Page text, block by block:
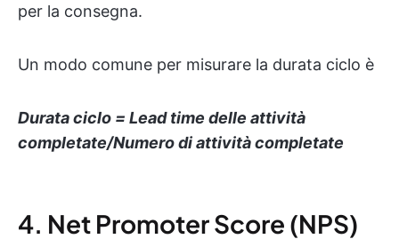
per la consegna.
Un modo comune per misurare la durata ciclo è
Durata ciclo = Lead time delle attività
completate/Numero di attività completate
4. Net Promoter Score (NPS)